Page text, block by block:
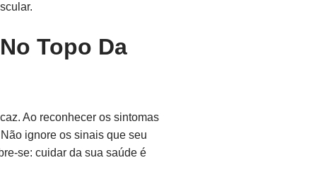
Topo Da
Ao reconhecer os sintomas
ignore os sinais que seu
se: cuidar da sua saúde é